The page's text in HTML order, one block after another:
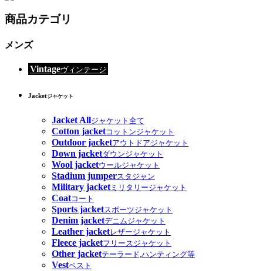
商品カテゴリ
メンズ
Vintageヴィンテージ
Jacketジャケット
Jacket Allジャケット全て
Cotton jacketコットンジャケット
Outdoor jacketアウトドアジャケット
Down jacketダウンジャケット
Wool jacketウールジャケット
Stadium jumperスタジャン
Military jacketミリタリージャケット
Coatコート
Sports jacketスポーツジャケット
Denim jacketデニムジャケット
Leather jacketレザージャケット
Fleece jacketフリースジャケット
Other jacketテーラード,ハンティング等
Vestベスト